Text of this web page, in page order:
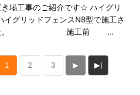
場工事のご紹介です☆ ハイグリ
イグリッドフェンスN8型で施工さ
ました。 施工前 ...
1 2 3 ▶ ▶|